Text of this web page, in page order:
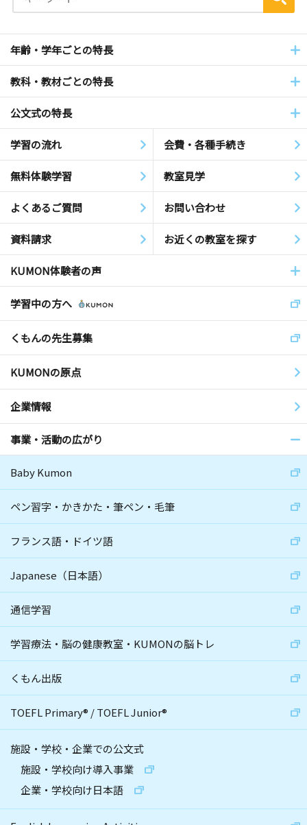
年齢・学年ごとの特長
教科・教材ごとの特長
公文式の特長
学習の流れ 会費・各種手続き
無料体験学習 教室見学
よくあるご質問 お問い合わせ
資料請求 お近くの教室を探す
KUMON体験者の声
学習中の方へ
くもんの先生募集
KUMONの原点
企業情報
事業・活動の広がり
Baby Kumon
ペン習字・かきかた・筆ペン・毛筆
フランス語・ドイツ語
Japanese（日本語）
通信学習
学習療法・脳の健康教室・KUMONの脳トレ
くもん出版
TOEFL Primary® /TOEFL Junior®
施設・学校・企業での公文式
施設・学校向け導入事業
企業・学校向け日本語